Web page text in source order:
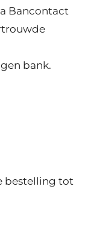
Bancontact
bank.
bestelling tot